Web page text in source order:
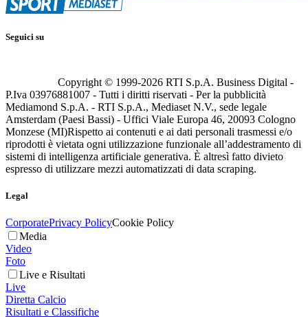
Seguici su
Copyright © 1999-2026 RTI S.p.A. Business Digital -
P.Iva 03976881007 - Tutti i diritti riservati - Per la pubblicità
Mediamond S.p.A. - RTI S.p.A., Mediaset N.V., sede legale
Amsterdam (Paesi Bassi) - Uffici Viale Europa 46, 20093 Cologno
Monzese (MI)Rispetto ai contenuti e ai dati personali trasmessi e/o
riprodotti è vietata ogni utilizzazione funzionale all’addestramento di
sistemi di intelligenza artificiale generativa. È altresì fatto divieto
espresso di utilizzare mezzi automatizzati di data scraping.
Legal
CorporatePrivacy PolicyCookie Policy
Media
Video
Foto
Live e Risultati
Live
Diretta Calcio
Risultati e Classifiche